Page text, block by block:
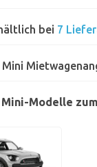
bei 7
Mini
Modelle